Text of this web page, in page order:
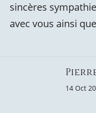
sincères
avec vous ainsi
14 Oct